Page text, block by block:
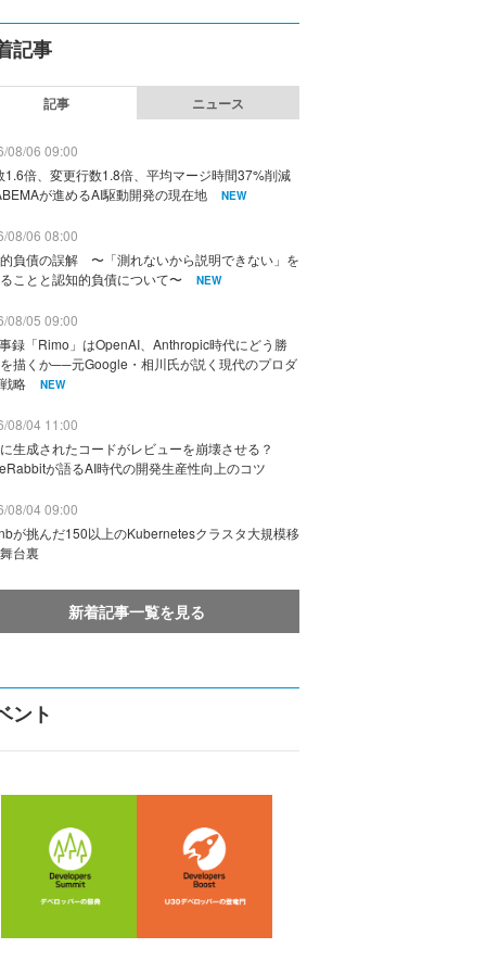
記事
記事 ニュース
08/06 09:00
1.6倍、変更行数1.8倍、平均マージ時間37%削減
が進めるAI駆動開発の現在地
NEW
08/06 08:00
負債の誤解 〜「測れないから説明できない」を
ことと認知的負債について〜
NEW
08/05 09:00
録「Rimo」はOpenAI、Anthropic時代にどう勝
描くか──元Google・相川氏が説く現代のプロダ
略
NEW
08/04 11:00
生成されたコードがレビューを崩壊させる？
が語るAI時代の開発生産性向上のコツ
08/04 09:00
が挑んだ150以上のKubernetesクラスタ大規模移
台裏
新着記事一覧を見る
ント